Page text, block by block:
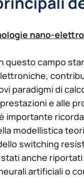
nano-
questo campo
paradigmi di
prestazioni e alle
importante
modellistica
switching
anche
artificiali o